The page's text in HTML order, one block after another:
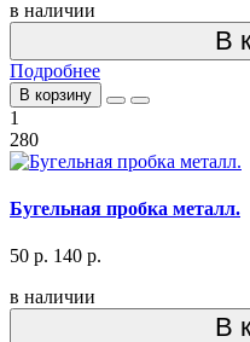
в наличии
В
Подробнее
В корзину
1
280
Бугельная пробка металл.
50 р. 140 р.
в наличии
В